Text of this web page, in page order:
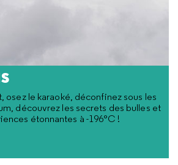
osez le karaoké, déconfinez sous les
découvrez les secrets des bulles et
étonnantes à -196°C !